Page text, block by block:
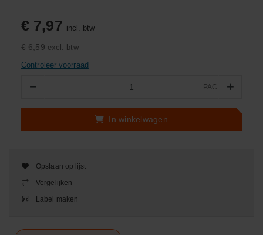
€ 7,97 incl. btw
€ 6,59 excl. btw
Controleer voorraad
− PAC +
In winkelwagen
Opslaan op lijst
Vergelijken
Label maken